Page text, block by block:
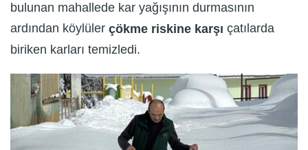
bulunan mahallede kar yağışının durmasının
ardından köylüler çökme riskine karşı çatılarda
biriken karları temizledi.